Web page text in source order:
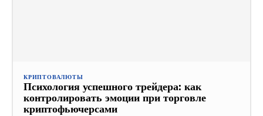
КРИПТОВАЛЮТЫ
Психология успешного трейдера: как
контролировать эмоции при торговле
криптофьючерсами